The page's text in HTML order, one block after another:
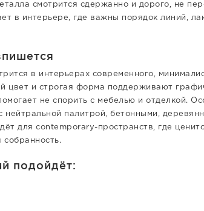
смотрится сдержанно и дорого, не
в интерьере, где важны порядок линий,
в интерьерах современного,
цвет и строгая форма поддерживают
не спорить с мебелью и отделкой.
нейтральной палитрой, бетонными,
для contemporary-пространств, где
собранность.
подойдёт: